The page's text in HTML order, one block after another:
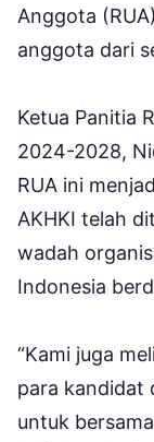
Anggota
anggota dari
Ketua Panitia
2024-2028,
RUA ini
AKHKI telah
wadah
Indonesia
“Kami juga
para kandidat
untuk